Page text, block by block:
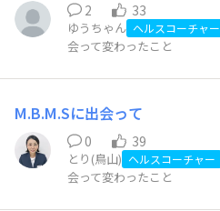
2 33
ゆうちゃん ヘルスコーチャー
会って変わったこと
M.B.M.Sに出会って
0 39
とり(鳥山) ヘルスコーチャー
会って変わったこと